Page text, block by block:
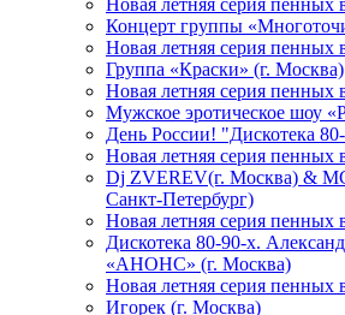
Новая летняя серия
Концерт группы
Новая летняя серия
Группа «Краски» (г. Москва)
Новая летняя серия
Мужское эротическое шоу
День России! "Дискотека
Новая летняя серия
Dj ZVEREV(г. Москва) &
Санкт-Петербург)
Новая летняя серия
Дискотека 80-90-х.
«АНОНС» (г. Москва)
Новая летняя серия
Игорек (г. Москва)